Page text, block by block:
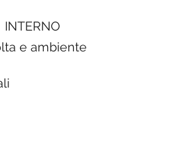
INTERNO
e ambiente